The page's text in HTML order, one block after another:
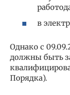
в
Однако с
должны быть
Порядка).